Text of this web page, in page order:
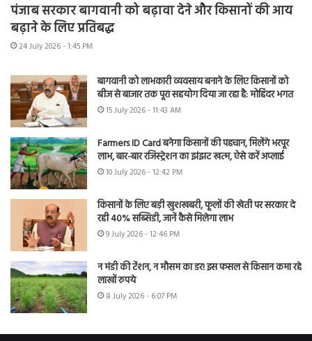
पंजाब सरकार बागवानी को बढ़ावा देने और किसानों की आय
बढ़ाने के लिए प्रतिबद्ध
24 July 2026 - 1:45 PM
बागवानी को लाभकारी व्यवसाय बनाने के लिए किसानों को
बीज से बाजार तक पूरा सहयोग दिया जा रहा है: मोहिंदर भगत
15 July 2026 - 11:43 AM
Farmers ID Card बनेगा किसानों की पहचान, मिलेंगे भरपूर
लाभ, बार-बार रजिस्ट्रेशन का झंझट खत्म, ऐसे करें अप्लाई
10 July 2026 - 12:42 PM
किसानों के लिए बड़ी खुशखबरी, फूलों की खेती पर सरकार दे
रही 40% सब्सिडी, जानें कैसे मिलेगा लाभ
9 July 2026 - 12:46 PM
न मंडी की टेंशन, न मौसम का डर! इस फसल से किसान कमा रहे
लाखों रुपये
8 July 2026 - 6:07 PM